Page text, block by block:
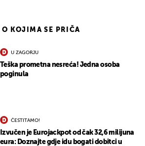
KOJIMA SE PRIČA
U ZAGORJU
Teška prometna nesreća! Jedna osoba
poginula
ČESTITAMO!
Izvučen je Eurojackpot od čak 32,6 milijuna
eura: Doznajte gdje idu bogati dobitci u